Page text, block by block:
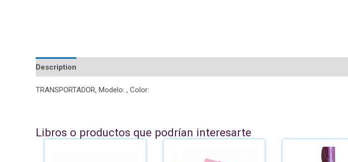
Description
TRANSPORTADOR, Modelo: , Color:
Libros o productos que podrían interesarte